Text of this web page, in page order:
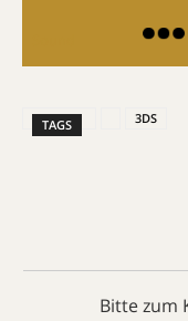
TAGS 3DS
Bitte zum